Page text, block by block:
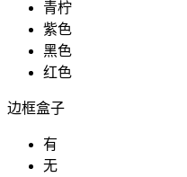
青柠
紫色
黑色
红色
边框盒子
有
无